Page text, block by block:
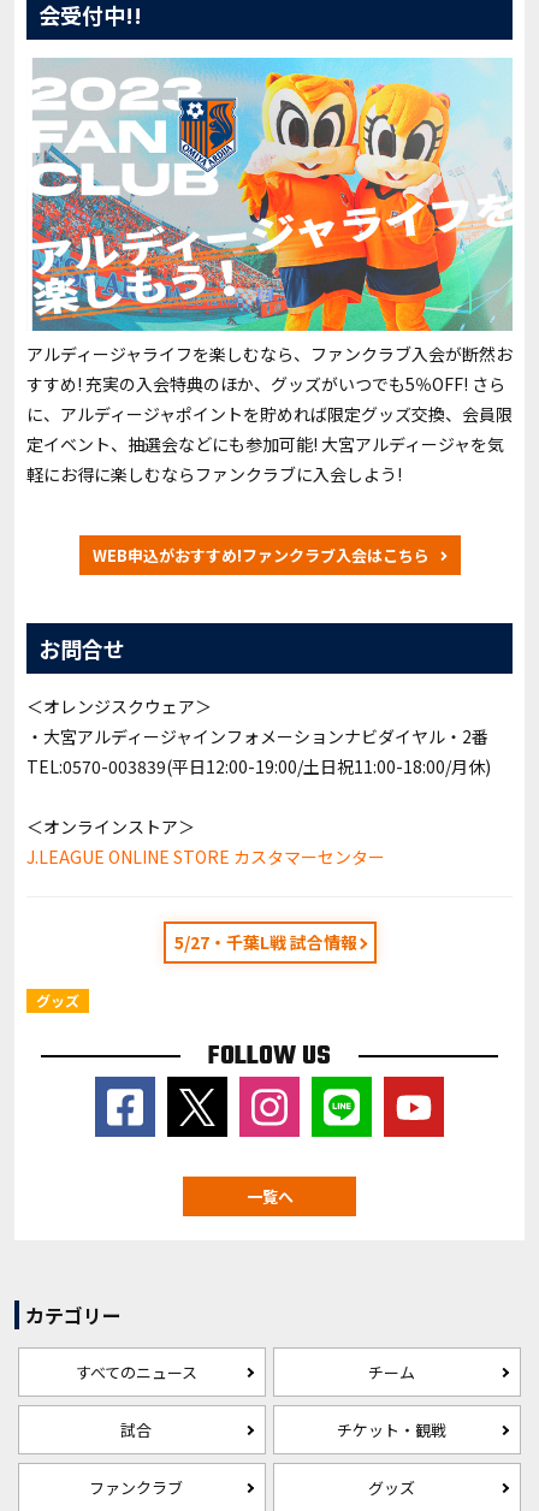
会受付中!!
アルディージャライフを楽しむなら、ファンクラブ入会が断然お
すすめ! 充実の入会特典のほか、グッズがいつでも5％OFF! さら
に、アルディージャポイントを貯めれば限定グッズ交換、会員限
定イベント、抽選会などにも参加可能! 大宮アルディージャを気
軽にお得に楽しむならファンクラブに入会しよう!
WEB申込がおすすめ!ファンクラブ入会はこちら
お問合せ
＜オレンジスクウェア＞
・大宮アルディージャインフォメーションナビダイヤル・2番
TEL:0570-003839(平日12:00-19:00/土日祝11:00-18:00/月休)
＜オンラインストア＞
J.LEAGUE ONLINE STORE カスタマーセンター
5/27・千葉L戦 試合情報
グッズ
FOLLOW US
一覧へ
カテゴリー
すべてのニュース チーム
試合 チケット・観戦
ファンクラブ グッズ